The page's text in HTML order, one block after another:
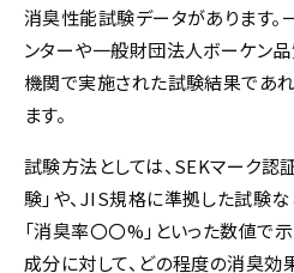
消臭性能試験データがあります。
ンターや一般財団法人ボーケン
機関で実施された試験結果であ
ます。
試験方法としては、SEKマーク認
験」や、JIS規格に準拠した試験
「消臭率〇〇%」といった数値で
成分に対して、どの程度の消臭効